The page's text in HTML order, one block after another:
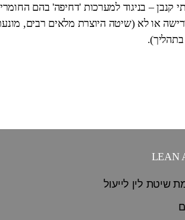
קנבן – בניגוד למערכות 'דחיפה' בהם
או לא (שיטה היוצרת מלאים רבים,
LEAN
שיטת לין לייעול